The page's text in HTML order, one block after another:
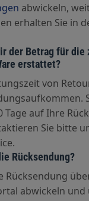
abwickeln,
erhalten Sie in
der Betrag für die
erstattet?
von
Tage auf Ihre
Sie bitte
Rücksendung?
Rücksendung
abwickeln und